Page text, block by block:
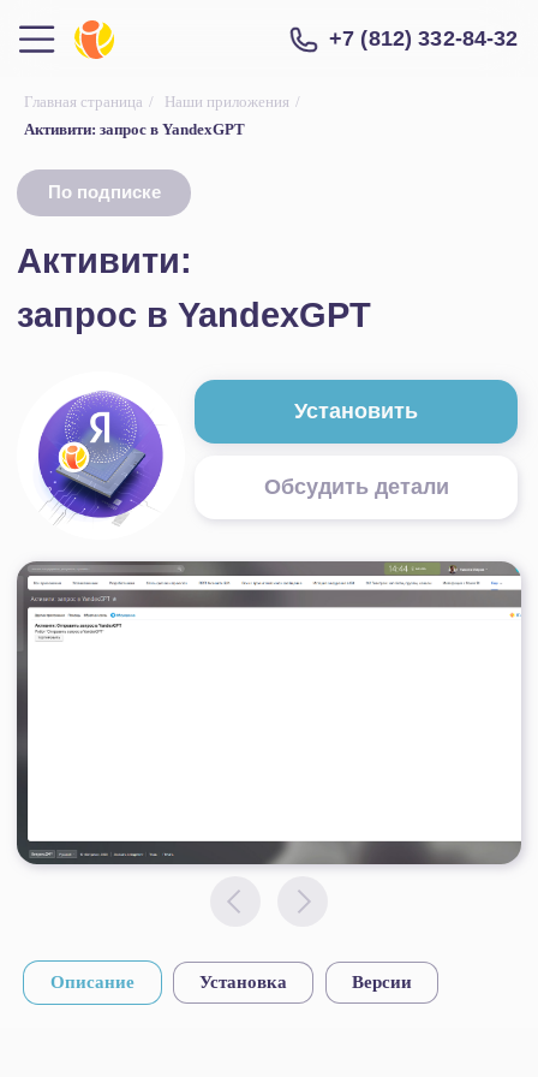
+7 (812) 332-84-32
Главная страница / Наши приложения /
Активити: запрос в YandexGPT
Активити:
запрос в YandexGPT
По подписке
Описание Установка Версии
бизнес-процессов действие «Запрос в
YandexGPT». Новое активити позволяет
использовать нейросеть Яндекс как
универсального помощника для подготовки и
Примеры использования решения: